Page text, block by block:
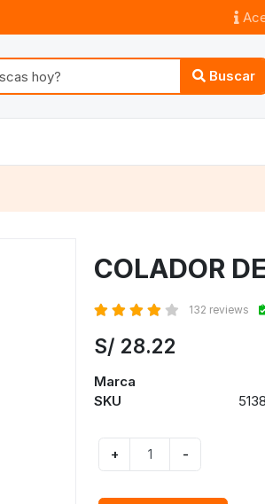
Buscar
COLADOR
132 reviews
S/ 28.22
Marca
SKU
+ -